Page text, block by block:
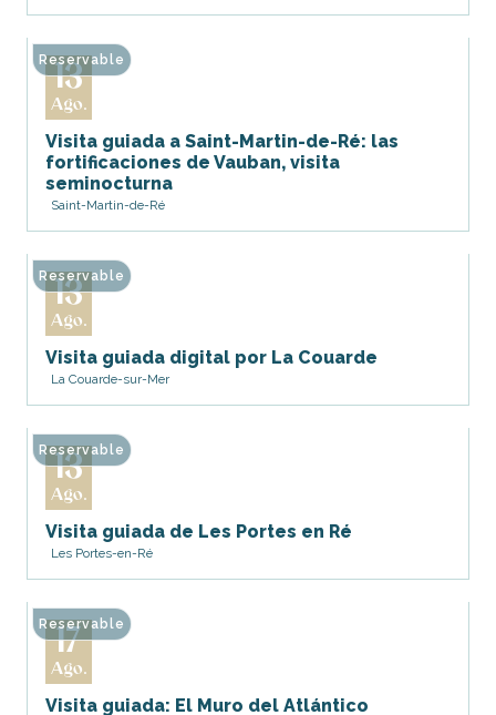
13
Ago.
Visita guiada a Saint-Martin-de-Ré: las
fortificaciones de Vauban, visita
seminocturna
Saint-Martin-de-Ré
Reservable
13
Ago.
Visita guiada digital por La Couarde
La Couarde-sur-Mer
Reservable
13
Ago.
Visita guiada de Les Portes en Ré
Les Portes-en-Ré
Reservable
17
Ago.
Visita guiada: El Muro del Atlántico
Reservable